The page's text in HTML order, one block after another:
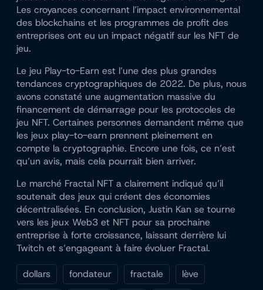
Les croyances concernant l’impact environnemental
des blockchains et les programmes de profit des
entreprises ont eu un impact négatif sur les NFT de
jeu.
Le jeu Play-to-Earn est l’une des plus grandes
tendances cryptographiques de 2022. De plus, nous
avons constaté une augmentation massive du
financement de démarrage pour les protocoles de
jeu NFT. Certaines personnes demandent même que
les jeux play-to-earn prennent pleinement en
compte la cryptographie. Encore une fois, ce n’est
qu’un avis, mais cela pourrait bien arriver.
Le marché Fractal NFT a clairement indiqué qu’il
soutenait des jeux qui créent des économies
décentralisées. En conclusion, Justin Kan se tourne
vers les jeux Web3 et NFT pour sa prochaine
entreprise à forte croissance, laissant derrière lui
Twitch et s’engageant à faire évoluer Fractal.
dollars fondateur fractale
lève